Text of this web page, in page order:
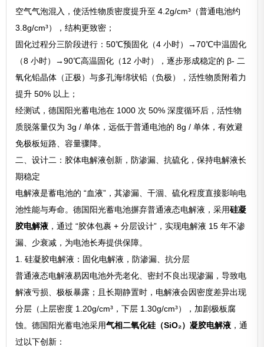
空气气泡混入，使活性物质密度提升至 4.2g/cm³（普通电池约
3.8g/cm³），结构更致密；
固化过程分三阶段进行：50℃预固化（4 小时）→70℃中温固化
（8 小时）→90℃高温固化（12 小时），逐步形成稳定的 β- 二
氧化铅晶体（正极）与多孔海绵状铅（负极），活性物质附着力
提升 50% 以上；
经测试，德国阳光蓄电池在 1000 次 50% 深度循环后，活性物
质脱落量仅为 3g / 单体，远低于普通电池的 8g / 单体，有效避
免极板短路、容量骤降。
二、设计二：胶体电解液创新，防渗漏、抗硫化，保持电解液长
期稳定
电解液是蓄电池的 “血液”，其渗漏、干涸、硫化程度直接影响电
池性能与寿命。德国阳光蓄电池摒弃普通液态电解液，采用硅凝
胶电解液 ，通过 “胶体包裹 + 分层设计”，实现电解液 15 年不渗
漏、少衰减，为电池长寿提供保障。
1. 硅凝胶电解液：固化电解液，防渗漏、抗分层
普通液态电解液易因电池外壳老化、密封不良出现渗漏，导致电
解液亏损、极板暴露；且长期静置时，电解液会因密度差异出现
分层（上层密度 1.20g/cm³，下层 1.30g/cm³），加剧极板腐
蚀。德国阳光蓄电池采用气相二氧化硅（SiO₂）凝胶电解液 ，通
过以下创新：